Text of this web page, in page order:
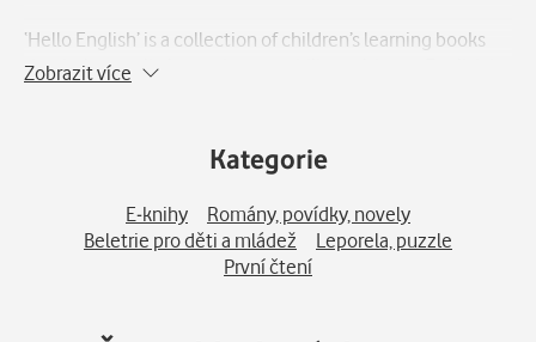
‘Hello English’ is a collection of children’s learning books
that help your little one become bilingual. Learn English in
a fun and easy way with these English books that explore
Zobrazit více
Kategorie
E-knihy
Romány, povídky, novely
Beletrie pro děti a mládež
Leporela, puzzle
První čtení